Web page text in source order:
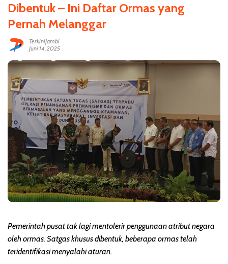
Dibentuk – Ini Daftar Ormas yang
Pernah Melanggar
TerkiniJambi
Juni 14, 2025
Pemerintah pusat tak lagi mentolerir penggunaan atribut negara
oleh ormas. Satgas khusus dibentuk, beberapa ormas telah
teridentifikasi menyalahi aturan.